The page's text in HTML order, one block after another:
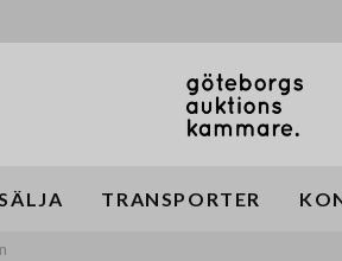
TRANSPORTER